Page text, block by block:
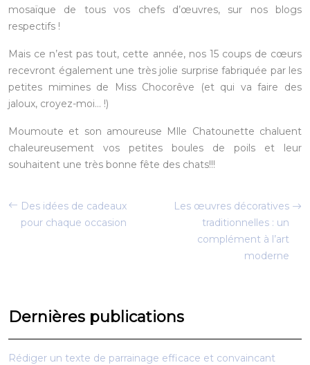
mosaïque de tous vos chefs d’œuvres, sur nos blogs
respectifs !
Mais ce n’est pas tout, cette année, nos 15 coups de cœurs
recevront également une très jolie surprise fabriquée par les
petites mimines de Miss Chocorêve (et qui va faire des
jaloux, croyez-moi… !)
Moumoute et son amoureuse Mlle Chatounette chaluent
chaleureusement vos petites boules de poils et leur
souhaitent une très bonne fête des chats!!!
Des idées de cadeaux
pour chaque occasion
Les œuvres décoratives
traditionnelles : un
complément à l’art
moderne
Dernières publications
Rédiger un texte de parrainage efficace et convaincant